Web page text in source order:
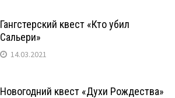
Гангстерский квест «Кто убил
Сальери»
14.03.2021
Новогодний квест «Духи Рождества»